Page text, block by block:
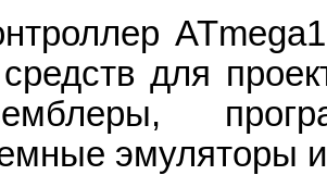
для
эмуляторы